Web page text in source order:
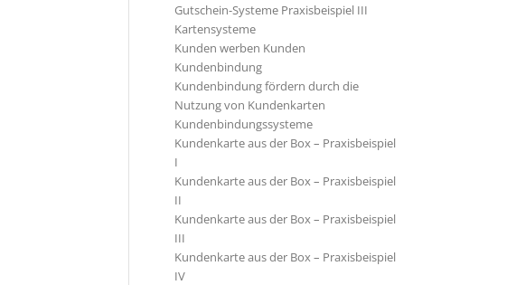
Gutschein-Systeme Praxisbeispiel III
Kartensysteme
Kunden werben Kunden
Kundenbindung
Kundenbindung fördern durch die
Nutzung von Kundenkarten
Kundenbindungssysteme
Kundenkarte aus der Box – Praxisbeispiel
I
Kundenkarte aus der Box – Praxisbeispiel
II
Kundenkarte aus der Box – Praxisbeispiel
III
Kundenkarte aus der Box – Praxisbeispiel
IV